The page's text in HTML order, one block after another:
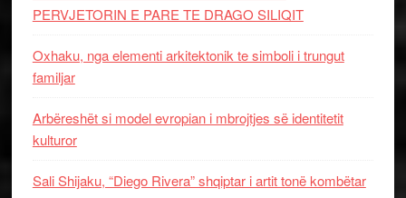
PERVJETORIN E PARE TE DRAGO SILIQIT
Oxhaku, nga elementi arkitektonik te simboli i trungut
familjar
Arbëreshët si model evropian i mbrojtjes së identitetit
kulturor
Sali Shijaku, “Diego Rivera” shqiptar i artit tonë kombëtar